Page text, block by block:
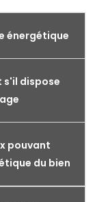
énergétique
dispose
pouvant
du bien